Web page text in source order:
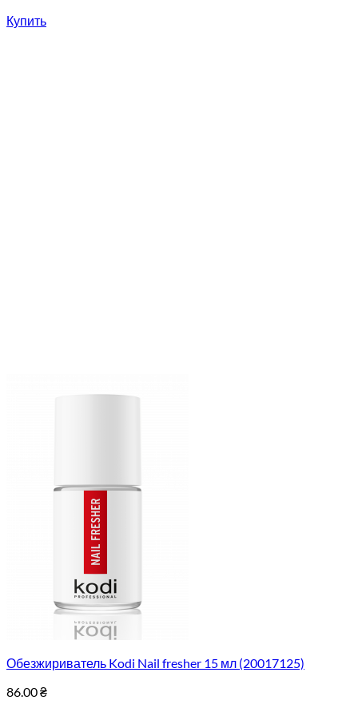
Купить
Обезжириватель Kodi Nail fresher 15 мл (20017125)
86.00₴